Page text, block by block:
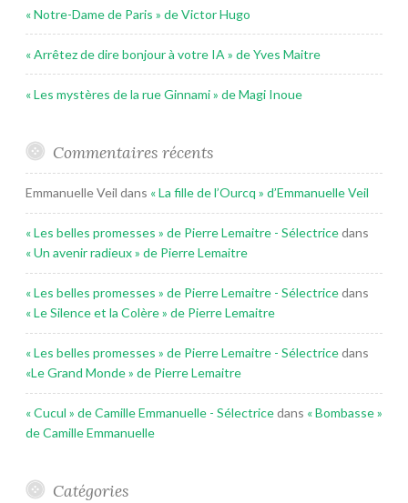
« Notre-Dame de Paris » de Victor Hugo
« Arrêtez de dire bonjour à votre IA » de Yves Maitre
« Les mystères de la rue Ginnami » de Magi Inoue
Commentaires récents
Emmanuelle Veil dans « La fille de l’Ourcq » d’Emmanuelle Veil
« Les belles promesses » de Pierre Lemaitre - Sélectricedans
« Un avenir radieux » de Pierre Lemaitre
« Les belles promesses » de Pierre Lemaitre - Sélectricedans
« Le Silence et la Colère » de Pierre Lemaitre
« Les belles promesses » de Pierre Lemaitre - Sélectricedans
«Le Grand Monde » de Pierre Lemaitre
« Cucul » de Camille Emmanuelle - Sélectricedans « Bombasse »
de Camille Emmanuelle
Catégories